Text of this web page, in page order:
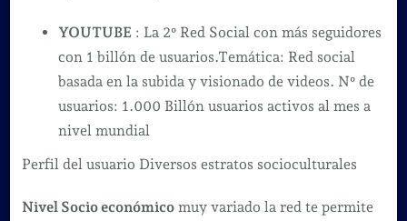
YOUTUBE : La 2º Red Social con más seguidores
con 1 billón de usuarios.Temática: Red social
basada en la subida y visionado de videos. Nº de
usuarios: 1.000 Billón usuarios activos al mes a
nivel mundial
Perfil del usuario Diversos estratos socioculturales
Nivel Socio económicomuy variado la red te permite